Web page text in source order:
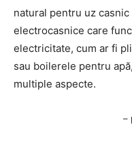
natural pentru uz
electrocasnice care
electricitate, cum ar fi
sau boilerele pentru
multiple aspecte.
–